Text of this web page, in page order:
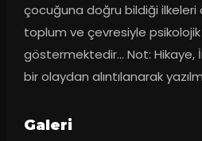
çocuğuna doğru bildiği
toplum ve çevresiyle
göstermektedir... Not: Hikaye,
bir olaydan alıntılanarak
Galeri